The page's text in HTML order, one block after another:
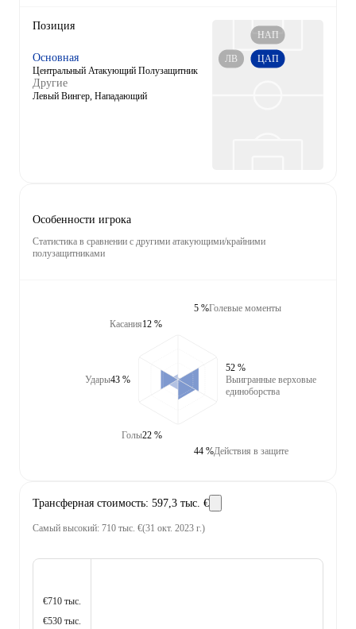
Позиция
Основная
Центральный Атакующий Полузащитник
Другие
Левый Вингер, Нападающий
ЦАП
ЛВ
НАП
Особенности игрока
Статистика в сравнении с другими атакующими/крайними
полузащитниками
Касания12 %
Удары43 %
Голы22 %
Голевые моменты
5 %
Выигранные верховые
единоборства
52 %
Действия в защите
44 %
Трансферная стоимость: 597,3 тыс. €
Самый высокий: 710 тыс. €(31 окт. 2023 г.)
€710 тыс.
€530 тыс.